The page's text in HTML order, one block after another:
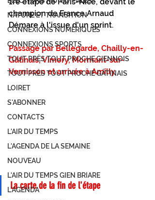
NATURE ET TRANSITION
CONNEXIONS NUMÉRIQUES
CONNEXIONS SPORTS
TOUT PRÈS TOUT PROCHE GIENNOIS
TOUT PRÈS TOUT PROCHE GÂTINAIS
LOIRET
S'ABONNER
CONTACTS
L'AIR DU TEMPS
L'AGENDA DE LA SEMAINE
NOUVEAU
L'AIR DU TEMPS GIEN BRIARE
L'AGENDA
1re étape de Paris-Nice, devant le
champion de France Arnaud
Démare à l'issue d'un sprint.
Passage par Bellegarde, Chailly-en-
Gâtinais, Vimory, Mormant-sur-
Vernisson et arrivée à Amilly
La carte de la fin de l'étape